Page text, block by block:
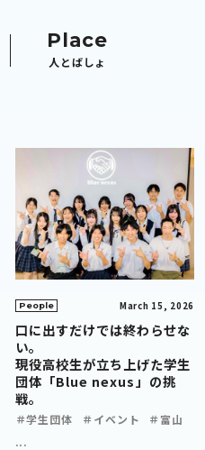
Place
人とばしょ
People March 15, 2026
口に出すだけでは終わらせな
い。
現役高校生が立ち上げた学生
団体「Blue nexus」の挑
戦。
＃学生団体 ＃イベント
＃富山
...